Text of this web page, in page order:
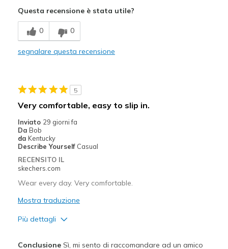
Breathe Well
Comfortable
Migliori Utilizzi:
Travel
Width
Sizing
View On Shoes
Shoes are for Wearing
Questa recensione è stata utile?
0 0
segnalare questa recensione
5
Very comfortable, easy to slip in.
Inviato 29 giorni fa
Da Bob
da Kentucky
Describe Yourself Casual
RECENSITO IL
skechers.com
Wear every day. Very comfortable.
Mostra traduzione
Più dettagli
ConclusioneSì, mi sento di raccomandare ad un amico